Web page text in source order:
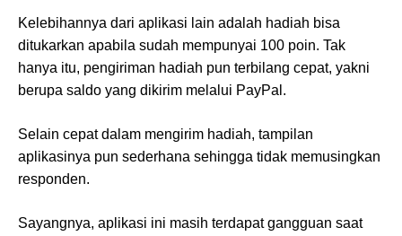
Kelebihannya dari aplikasi lain adalah hadiah bisa
ditukarkan apabila sudah mempunyai 100 poin. Tak
hanya itu, pengiriman hadiah pun terbilang cepat, yakni
berupa saldo yang dikirim melalui PayPal.
Selain cepat dalam mengirim hadiah, tampilan
aplikasinya pun sederhana sehingga tidak memusingkan
responden.
Sayangnya, aplikasi ini masih terdapat gangguan saat